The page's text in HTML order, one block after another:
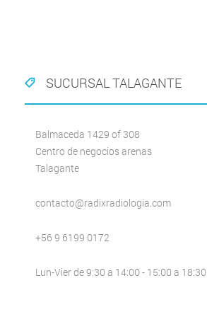
SUCURSAL TALAGANTE
Balmaceda 1429 of 308
Centro de negocios arenas
Talagante
contacto@radixradiologia.com
+56 9 6199 0172
Lun-Vier de 9:30 a 14:00 - 15:00 a 18:30